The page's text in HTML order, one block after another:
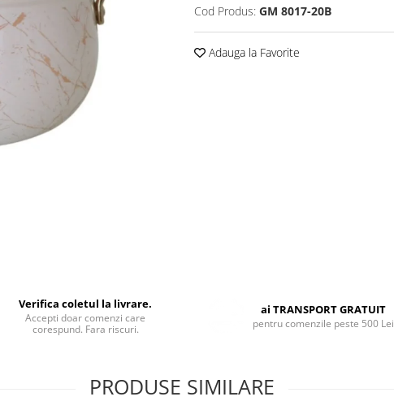
Cod Produs: GM 8017-20B
Adauga la Favorite
Verifica coletul la livrare.
Accepti doar comenzi care
corespund. Fara riscuri.
ai TRANSPORT GRATUIT
pentru comenzile peste 500 Lei
PRODUSE SIMILARE